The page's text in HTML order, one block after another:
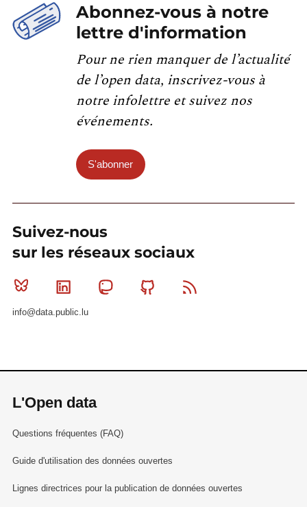
Abonnez-vous à notre
lettre d'information
Pour ne rien manquer de l’actualité
de l’open data, inscrivez-vous à
notre infolettre et suivez nos
événements.
S'abonner
Suivez-nous
sur les réseaux sociaux
Bluesky Linkedin MastodonGithub
info@data.public.lu
L'Open data
Questions fréquentes (FAQ)
Guide d'utilisation des données ouvertes
Lignes directrices pour la publication de données ouvertes